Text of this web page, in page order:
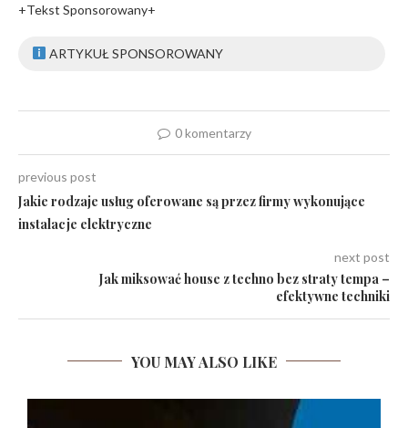
+Tekst Sponsorowany+
ARTYKUŁ SPONSOROWANY
0 komentarzy
previous post
Jakie rodzaje usług oferowane są przez firmy wykonujące
instalacje elektryczne
next post
Jak miksować house z techno bez straty tempa –
efektywne techniki
YOU MAY ALSO LIKE